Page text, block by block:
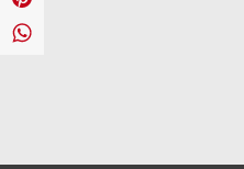
Pinterest